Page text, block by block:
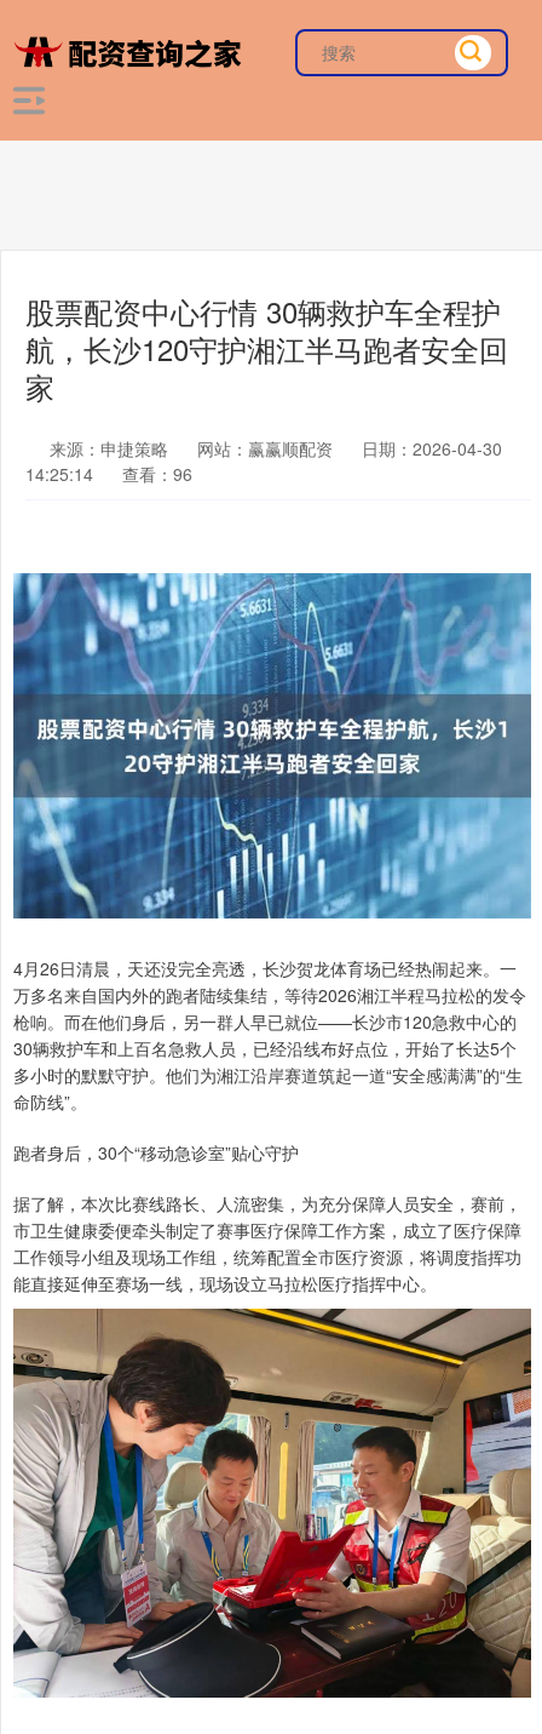
股票配资中心行情 30辆救护车全程护
航，长沙120守护湘江半马跑者安全回
家
来源：申捷策略 网站：赢赢顺配资
日期：2026-04-30
14:25:14
查看：96
4月26日清晨，天还没完全亮透，长沙贺龙体育场已经热闹起来。一
万多名来自国内外的跑者陆续集结，等待2026湘江半程马拉松的发令
枪响。而在他们身后，另一群人早已就位——长沙市120急救中心的
30辆救护车和上百名急救人员，已经沿线布好点位，开始了长达5个
多小时的默默守护。他们为湘江沿岸赛道筑起一道“安全感满满”的“生
命防线”。
跑者身后，30个“移动急诊室”贴心守护
据了解，本次比赛线路长、人流密集，为充分保障人员安全，赛前，
市卫生健康委便牵头制定了赛事医疗保障工作方案，成立了医疗保障
工作领导小组及现场工作组，统筹配置全市医疗资源，将调度指挥功
能直接延伸至赛场一线，现场设立马拉松医疗指挥中心。